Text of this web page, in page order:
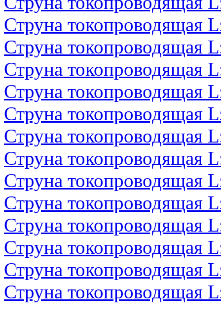
Струна токопроводящая
Струна токопроводящая
Струна токопроводящая
Струна токопроводящая
Струна токопроводящая
Струна токопроводящая
Струна токопроводящая
Струна токопроводящая
Струна токопроводящая
Струна токопроводящая
Струна токопроводящая
Струна токопроводящая
Струна токопроводящая